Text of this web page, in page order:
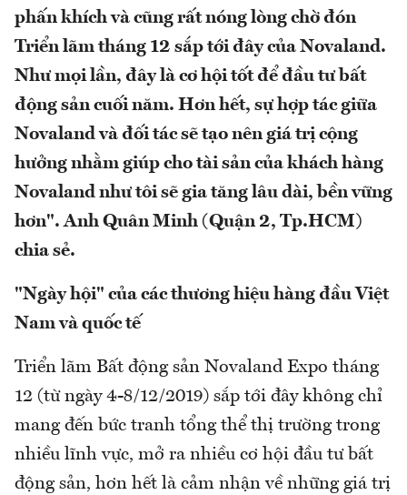
phấn khích và cũng rất nóng lòng chờ đón
Triển lãm tháng 12 sắp tới đây của Novaland.
Như mọi lần, đây là cơ hội tốt để đầu tư bất
động sản cuối năm. Hơn hết, sự hợp tác giữa
Novaland và đối tác sẽ tạo nên giá trị cộng
hưởng nhằm giúp cho tài sản của khách hàng
Novaland như tôi sẽ gia tăng lâu dài, bền vững
hơn". Anh Quân Minh (Quận 2, Tp.HCM)
chia sẻ.
"Ngày hội" của các thương hiệu hàng đầu Việt
Nam và quốc tế
Triển lãm Bất động sản Novaland Expo tháng
12 (từ ngày 4-8/12/2019) sắp tới đây không chỉ
mang đến bức tranh tổng thể thị trường trong
nhiều lĩnh vực, mở ra nhiều cơ hội đầu tư bất
động sản, hơn hết là cảm nhận về những giá trị